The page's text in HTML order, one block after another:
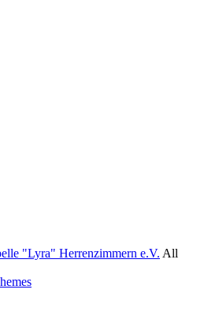
"Lyra" Herrenzimmern e.V. All